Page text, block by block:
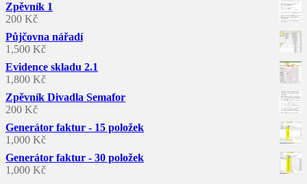
Zpěvník 1
200 Kč
Půjčovna nářadí
1,500 Kč
Evidence skladu 2.1
1,800 Kč
Zpěvník Divadla Semafor
200 Kč
Generátor faktur - 15 položek
1,000 Kč
Generátor faktur - 30 položek
1,000 Kč